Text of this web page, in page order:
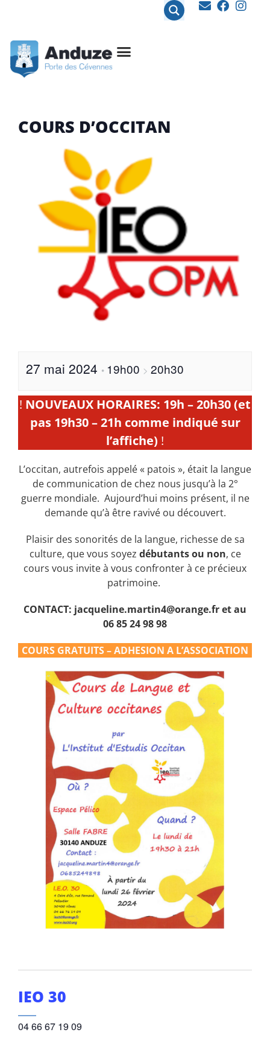
COURS D’OCCITAN
27 mai 2024 • 19h00 > 20h30
! NOUVEAUX HORAIRES: 19h – 20h30 (et
pas 19h30 – 21h comme indiqué sur
l’affiche) !
L’occitan, autrefois appelé « patois », était la langue
de communication de chez nous jusqu’à la 2°
guerre mondiale. Aujourd’hui moins présent, il ne
demande qu’à être ravivé ou découvert.
Plaisir des sonorités de la langue, richesse de sa
culture, que vous soyez débutants ou non, ce
cours vous invite à vous confronter à ce précieux
patrimoine.
CONTACT: jacqueline.martin4@orange.fr et au
06 85 24 98 98
COURS GRATUITS – ADHESION A L’ASSOCIATION
IEO 30
04 66 67 19 09